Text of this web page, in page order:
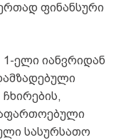
ფინანსური
ელი იანვრიდან
სასურსათო